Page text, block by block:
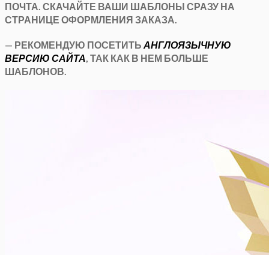
ПОЧТА. СКАЧАЙТЕ ВАШИ ШАБЛОНЫ СРАЗУ НА
СТРАНИЦЕ ОФОРМЛЕНИЯ ЗАКАЗА.
— РЕКОМЕНДУЮ ПОСЕТИТЬ АНГЛОЯЗЫЧНУЮ
ВЕРСИЮ САЙТА, ТАК КАК В НЕМ БОЛЬШЕ
ШАБЛОНОВ.